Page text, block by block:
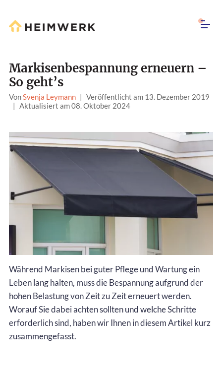
Markisenbespannung erneuern –
So geht’s
VonSvenja Leymann | Veröffentlicht am 13. Dezember 2019
| Aktualisiert am 08. Oktober 2024
Während Markisen bei guter Pflege und Wartung ein
Leben lang halten, muss die Bespannung aufgrund der
hohen Belastung von Zeit zu Zeit erneuert werden.
Worauf Sie dabei achten sollten und welche Schritte
erforderlich sind, haben wir Ihnen in diesem Artikel kurz
zusammengefasst.